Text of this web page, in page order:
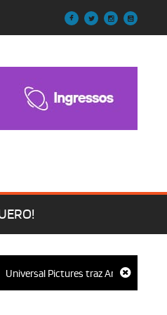
Universal Pictures traz Ariana Grande,